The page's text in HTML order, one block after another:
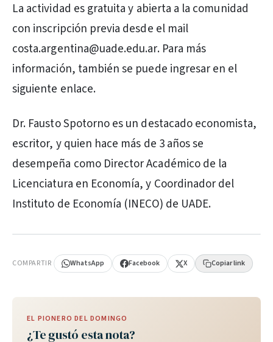
La actividad es gratuita y abierta a la comunidad
con inscripción previa desde el mail
costa.argentina@uade.edu.ar. Para más
información, también se puede ingresar en el
siguiente enlace.
Dr. Fausto Spotorno es un destacado economista,
escritor, y quien hace más de 3 años se
desempeña como Director Académico de la
Licenciatura en Economía, y Coordinador del
Instituto de Economía (INECO) de UADE.
COMPARTIR WhatsApp Facebook X Copiar link
EL PIONERO DEL DOMINGO
¿Te gustó esta nota?